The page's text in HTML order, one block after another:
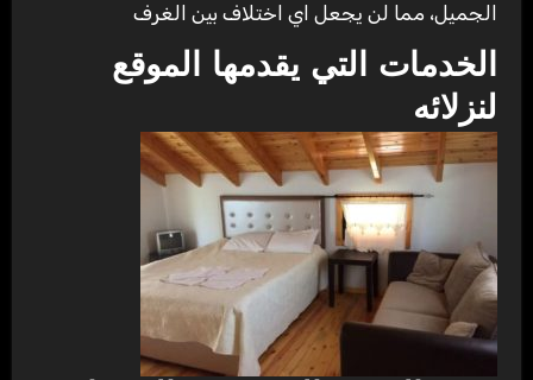
الجميل، مما لن يجعل اي اختلاف بين الغرف
الخدمات التي يقدمها الموقع
لنزلائه